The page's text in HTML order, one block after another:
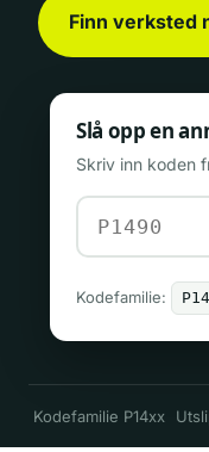
Finn verksted
Slå opp en
Skriv inn koden
Kodefamilie:
Kodefamilie P14xx